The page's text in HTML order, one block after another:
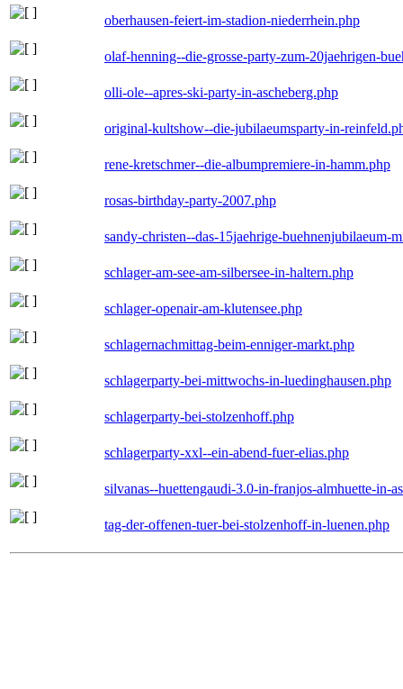
oberhausen-feiert-im-stadion-niederrhein.php
olaf-henning--die-grosse-party-zum-20jaehrigen-
olli-ole--apres-ski-party-in-ascheberg.php
original-kultshow--die-jubilaeumsparty-in-
rene-kretschmer--die-albumpremiere-in-hamm.php
rosas-birthday-party-2007.php
sandy-christen--das-15jaehrige-buehnenjubilaeum-
schlager-am-see-am-silbersee-in-haltern.php
schlager-openair-am-klutensee.php
schlagernachmittag-beim-enniger-markt.php
schlagerparty-bei-mittwochs-in-luedinghausen.php
schlagerparty-bei-stolzenhoff.php
schlagerparty-xxl--ein-abend-fuer-elias.php
silvanas--huettengaudi-3.0-in-franjos-almhuette-in-
tag-der-offenen-tuer-bei-stolzenhoff-in-luenen.php